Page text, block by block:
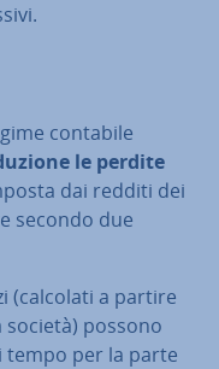
contabile
le perdite
dai redditi dei
secondo due
(calcolati a partire
possono
tempo per la parte